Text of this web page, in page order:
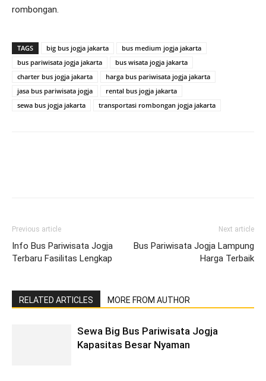
rombongan.
TAGS big bus jogja jakarta
bus medium jogja jakarta
bus pariwisata jogja jakarta
bus wisata jogja jakarta
charter bus jogja jakarta
harga bus pariwisata jogja jakarta
jasa bus pariwisata jogja
rental bus jogja jakarta
sewa bus jogja jakarta
transportasi rombongan jogja jakarta
Previous article
Info Bus Pariwisata Jogja
Terbaru Fasilitas Lengkap
Next article
Bus Pariwisata Jogja Lampung
Harga Terbaik
RELATED ARTICLES MORE FROM AUTHOR
Sewa Big Bus Pariwisata Jogja
Kapasitas Besar Nyaman